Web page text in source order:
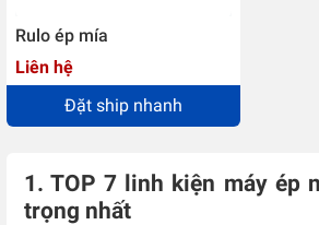
Rulo ép mía
Liên hệ
Đặt ship nhanh
1. TOP 7 linh kiện máy ép
trọng nhất